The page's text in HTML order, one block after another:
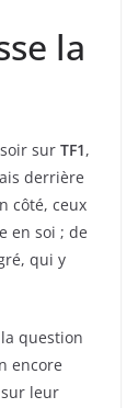
la
sur TF1,
derrière
côté, ceux
en soi ; de
qui y
question
encore
leur